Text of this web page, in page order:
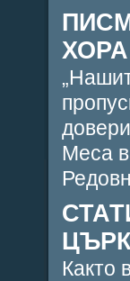
ХОРА
Меса
Както